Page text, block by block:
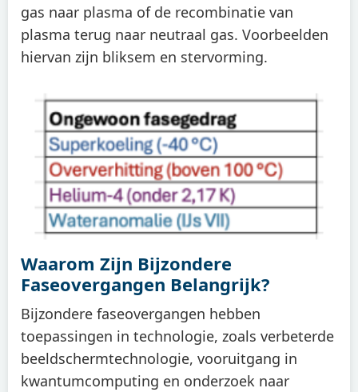
gas naar plasma of de recombinatie van
plasma terug naar neutraal gas. Voorbeelden
hiervan zijn bliksem en stervorming.
Waarom Zijn Bijzondere
Faseovergangen Belangrijk?
Bijzondere faseovergangen hebben
toepassingen in technologie, zoals verbeterde
beeldschermtechnologie, vooruitgang in
kwantumcomputing en onderzoek naar